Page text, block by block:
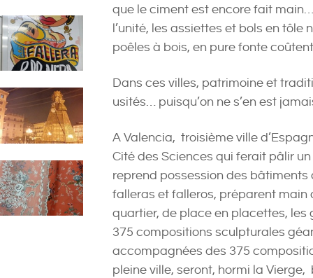
que le ciment est encore fait
l’unité, les assiettes et bols en tôle
poêles à bois, en pure fonte
Dans ces villes, patrimoine et
usités… puisqu’on ne s’en est
A Valencia, troisième ville
Cité des Sciences qui ferait pâlir
reprend possession des
falleras et falleros, préparent main
quartier, de place en placettes,
375 compositions sculpturales
accompagnées des 375
pleine ville, seront, hormi la